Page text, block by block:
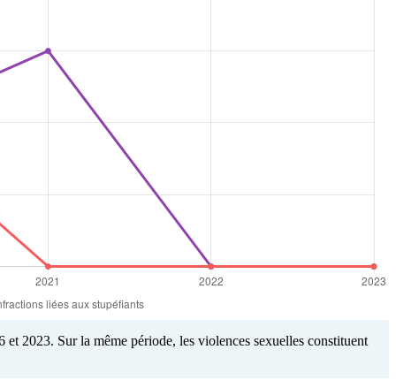
et 2023. Sur la même période, les violences sexuelles constituent